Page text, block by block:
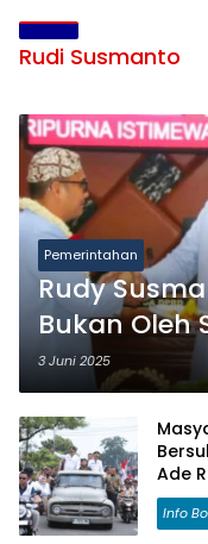
Rudi Susmanto
Pemerintahan
Rudy
Bukan Oleh
Melainkan
3 Juni 2025
Ade
Info